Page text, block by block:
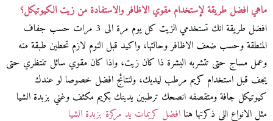
ماهي افضل طريقة لإستخدام مقوي الاظافر والاستفادة من زيت الكيوتيكل؟
افضل طريقة انك تستخدمي الزيت كل يوم مرة الى 3 مرات حسب جفاف
المنطقة وحسب ضعف الاظافر وحالتها، واكيد قبل النوم لازم تحطين طبقة منه
وعمل مساج حتى تتشربه البشرة ذا كان زيت، واذا كان مقوي سائل تنتظري حتى
يجف قبل استخدام كريم مرطب ليديك، ولنتائج افضل خصوصا لو عندك
كيوتيكل جافة ومتقصفه انصحك ترطبين يدينك بكريم مكثف وغني بزبدة الشيا
مثل الانواع اللي ذكرتها هناافضل كريمات يد مركزة بزبدة الشيا